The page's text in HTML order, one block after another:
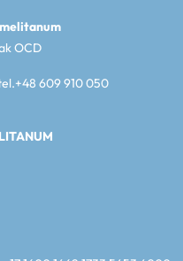
609 910 050